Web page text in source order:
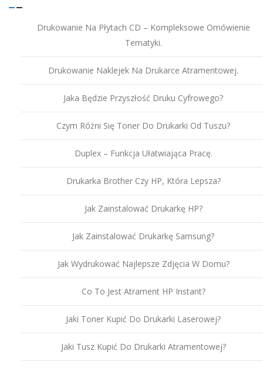
Drukowanie Na Płytach CD – Kompleksowe Omówienie
Tematyki.
Drukowanie Naklejek Na Drukarce Atramentowej.
Jaka Będzie Przyszłość Druku Cyfrowego?
Czym Różni Się Toner Do Drukarki Od Tuszu?
Duplex – Funkcja Ułatwiająca Pracę.
Drukarka Brother Czy HP, Która Lepsza?
Jak Zainstalować Drukarkę HP?
Jak Zainstalować Drukarkę Samsung?
Jak Wydrukować Najlepsze Zdjęcia W Domu?
Co To Jest Atrament HP Instant?
Jaki Toner Kupić Do Drukarki Laserowej?
Jaki Tusz Kupić Do Drukarki Atramentowej?